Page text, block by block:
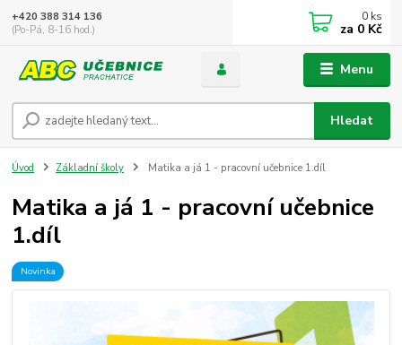
Menu
Hledat
+420 388 314 136
(Po-Pá, 8-16 hod.)
0 ks
za 0 Kč
Úvod Základní školy Matika a já 1 - pracovní učebnice 1.díl
Matika a já 1 - pracovní učebnice
1.díl
Novinka